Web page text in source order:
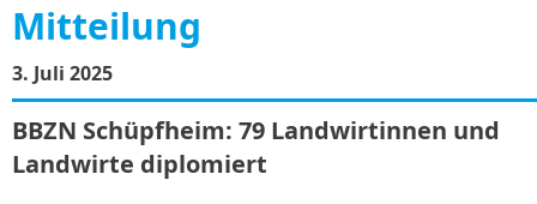
Mitteilung
3. Juli 2025
BBZN Schüpfheim: 79 Landwirtinnen und
Landwirte diplomiert